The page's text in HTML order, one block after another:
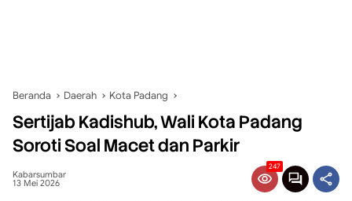
Beranda Daerah Kota Padang
Sertijab Kadishub, Wali Kota Padang
Soroti Soal Macet dan Parkir
Kabarsumbar
13 Mei 2026
247